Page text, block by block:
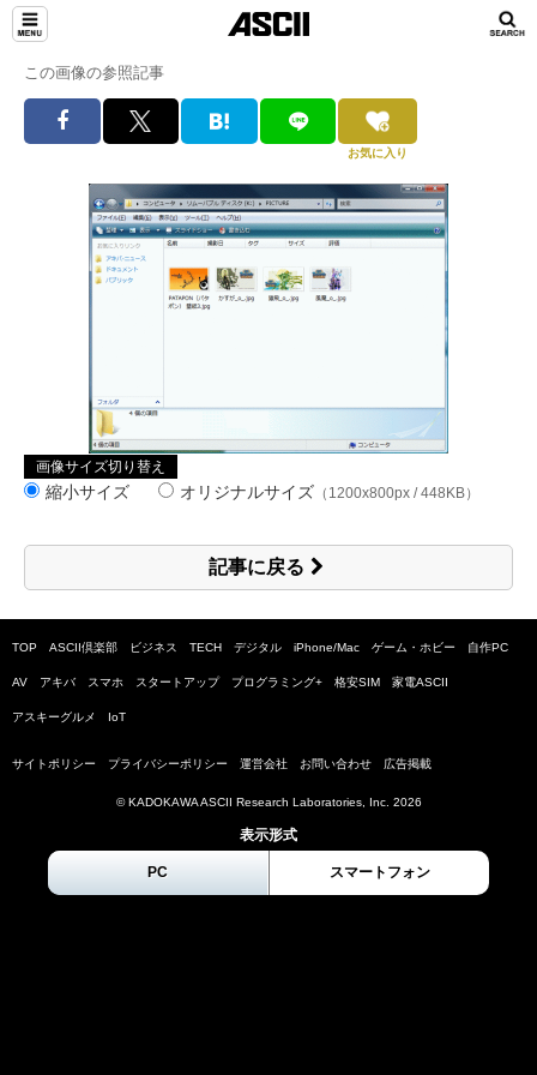
この画像の参照記事
お気に入り
画像サイズ切り替え
縮小サイズ オリジナルサイズ （1200x800px / 448KB）
記事に戻る
TOP ASCII倶楽部 ビジネス TECH デジタル iPhone/Mac ゲーム・ホビー 自作PC
AV アキバ スマホ スタートアップ プログラミング+ 格安SIM 家電ASCII
アスキーグルメ IoT
サイトポリシー プライバシーポリシー 運営会社 お問い合わせ 広告掲載
© KADOKAWA ASCII Research Laboratories, Inc. 2026
表示形式
PC スマートフォン